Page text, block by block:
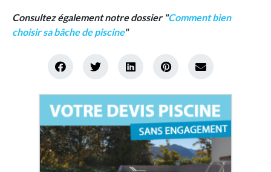
Consultez également notre dossier "Comment bien
choisir sa bâche de piscine"